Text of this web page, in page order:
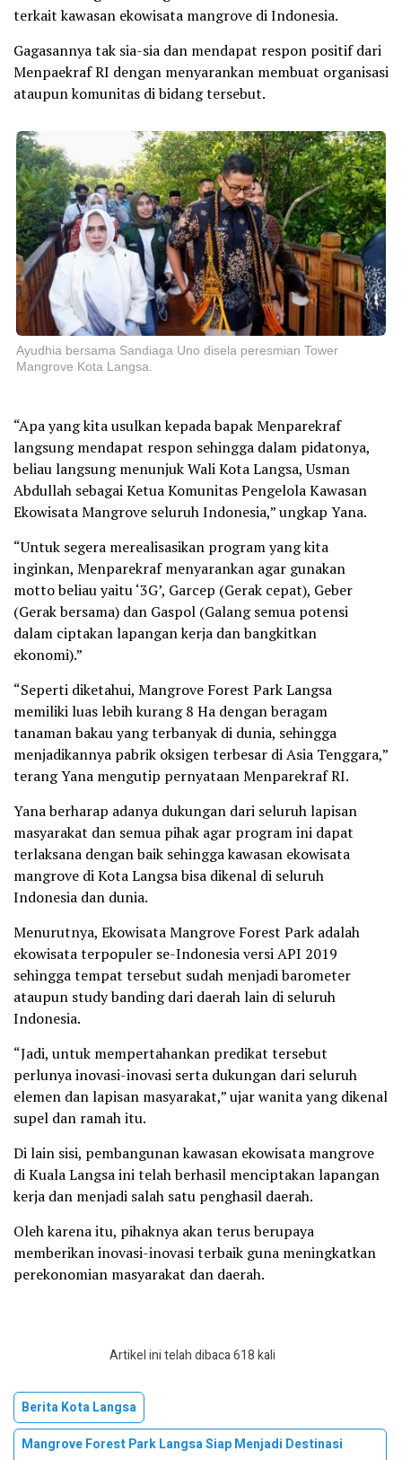
terkait kawasan ekowisata mangrove di Indonesia.
Gagasannya tak sia-sia dan mendapat respon positif dari
Menpaekraf RI dengan menyarankan membuat organisasi
ataupun komunitas di bidang tersebut.
Ayudhia bersama Sandiaga Uno disela peresmian Tower
Mangrove Kota Langsa.
“Apa yang kita usulkan kepada bapak Menparekraf
langsung mendapat respon sehingga dalam pidatonya,
beliau langsung menunjuk Wali Kota Langsa, Usman
Abdullah sebagai Ketua Komunitas Pengelola Kawasan
Ekowisata Mangrove seluruh Indonesia,” ungkap Yana.
“Untuk segera merealisasikan program yang kita
inginkan, Menparekraf menyarankan agar gunakan
motto beliau yaitu ‘3G’, Garcep (Gerak cepat), Geber
(Gerak bersama) dan Gaspol (Galang semua potensi
dalam ciptakan lapangan kerja dan bangkitkan
ekonomi).”
“Seperti diketahui, Mangrove Forest Park Langsa
memiliki luas lebih kurang 8 Ha dengan beragam
tanaman bakau yang terbanyak di dunia, sehingga
menjadikannya pabrik oksigen terbesar di Asia Tenggara,”
terang Yana mengutip pernyataan Menparekraf RI.
Yana berharap adanya dukungan dari seluruh lapisan
masyarakat dan semua pihak agar program ini dapat
terlaksana dengan baik sehingga kawasan ekowisata
mangrove di Kota Langsa bisa dikenal di seluruh
Indonesia dan dunia.
Menurutnya, Ekowisata Mangrove Forest Park adalah
ekowisata terpopuler se-Indonesia versi API 2019
sehingga tempat tersebut sudah menjadi barometer
ataupun study banding dari daerah lain di seluruh
Indonesia.
“Jadi, untuk mempertahankan predikat tersebut
perlunya inovasi-inovasi serta dukungan dari seluruh
elemen dan lapisan masyarakat,” ujar wanita yang dikenal
supel dan ramah itu.
Di lain sisi, pembangunan kawasan ekowisata mangrove
di Kuala Langsa ini telah berhasil menciptakan lapangan
kerja dan menjadi salah satu penghasil daerah.
Oleh karena itu, pihaknya akan terus berupaya
memberikan inovasi-inovasi terbaik guna meningkatkan
perekonomian masyarakat dan daerah.
Artikel ini telah dibaca 618 kali
Berita Kota Langsa
Mangrove Forest Park Langsa Siap Menjadi Destinasi